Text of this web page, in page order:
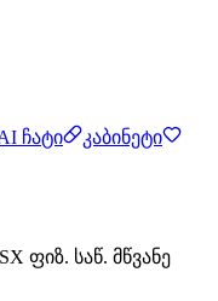
ჩატი
კაბინეტი